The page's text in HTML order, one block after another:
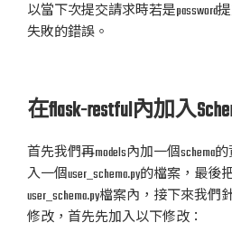
以當下次提交請求時若是password
失敗的錯誤。
在flask-restful內加入
首先我們再models內加一個schema
入一個user_schema.py的檔案，最
user_schema.py檔案內，接下來我們
修改，首先先加入以下修改：